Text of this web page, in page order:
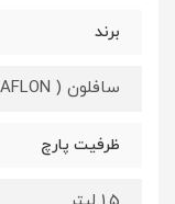
برند
سافلون ( SAFLON)
ظرفیت پارچ